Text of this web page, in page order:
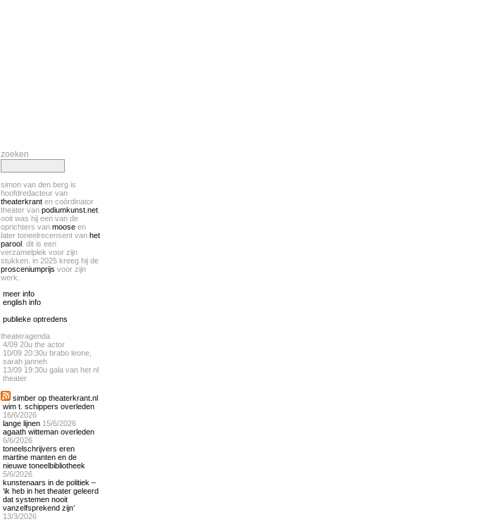
zoeken
simon van den berg is
hoofdredacteur van
theaterkrant en coördinator
theater van podiumkunst.net
ooit was hij een van de
oprichters van moose en
later toneelrecensent van het
parool . dit is een
verzamelplek voor zijn
stukken. in 2025 kreeg hij de
prosceniumprijs voor zijn
werk.
meer info
english info
publieke optredens
theateragenda
4/09 20u the actor
10/09 20:30u brabo leone,
sarah janneh
13/09 19:30u gala van het nl
theater
simber op theaterkrant.nl
wim t. schippers overleden
16/6/2026
lange lijnen 15/6/2026
agaath witteman overleden
6/6/2026
toneelschrijvers eren
martine manten en de
nieuwe toneelbibliotheek
5/6/2026
kunstenaars in de politiek –
‘ik heb in het theater geleerd
dat systemen nooit
vanzelfsprekend zijn’
13/3/2026